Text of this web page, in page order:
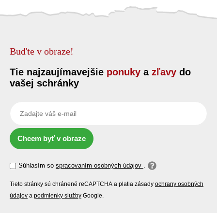
Buďte v obraze!
Tie najzaujímavejšie ponuky a zľavy do
vašej schránky
Chcem byť v obraze
Súhlasím so spracovaním osobných údajov .
Tieto stránky sú chránené reCAPTCHA a platia zásady ochrany osobných
údajov a podmienky služby Google.